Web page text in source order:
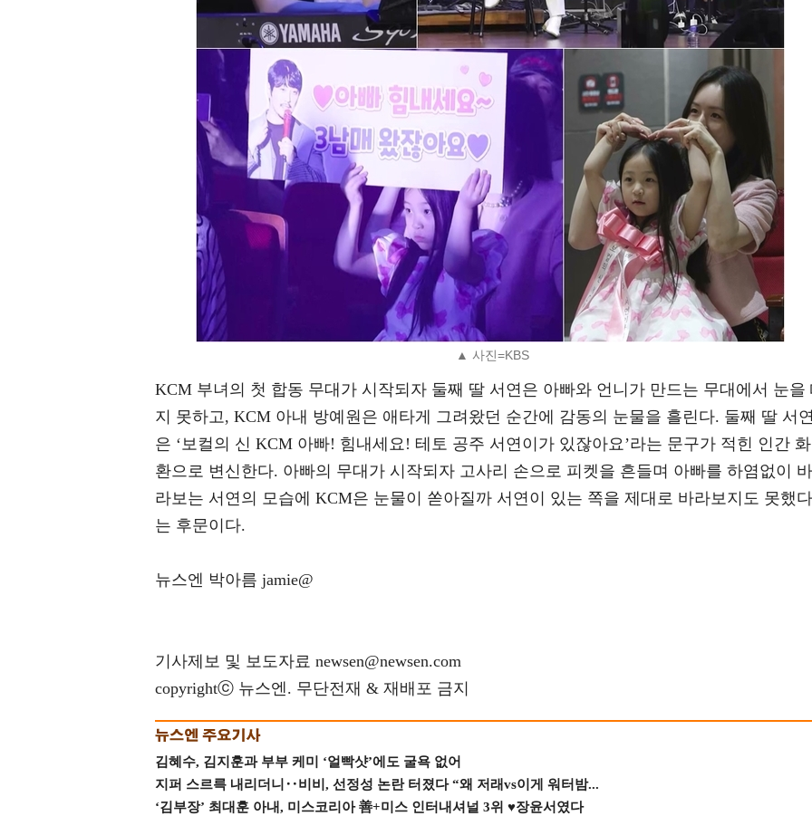
▲ 사진=KBS
KCM 부녀의 첫 합동 무대가 시작되자 둘째 딸 서연은 아빠와 언니가 만드는 무대에서 눈을
지 못하고, KCM 아내 방예원은 애타게 그려왔던 순간에 감동의 눈물을 흘린다. 둘째 딸 서
은 ‘보컬의 신 KCM 아빠! 힘내세요! 테토 공주 서연이가 있잖아요’라는 문구가 적힌 인간 화
환으로 변신한다. 아빠의 무대가 시작되자 고사리 손으로 피켓을 흔들며 아빠를 하염없이 바
라보는 서연의 모습에 KCM은 눈물이 쏟아질까 서연이 있는 쪽을 제대로 바라보지도 못했다
는 후문이다.
뉴스엔 박아름 jamie@
기사제보 및 보도자료 newsen@newsen.com
copyrightⓒ 뉴스엔. 무단전재 & 재배포 금지
김혜수, 김지훈과 부부 케미 ‘얼빡샷’에도 굴욕 없어
지퍼 스르륵 내리더니‥비비, 선정성 논란 터졌다 “왜 저래vs이게 워터밤...
‘김부장’ 최대훈 아내, 미스코리아 善+미스 인터내셔널 3위 ♥장윤서였다